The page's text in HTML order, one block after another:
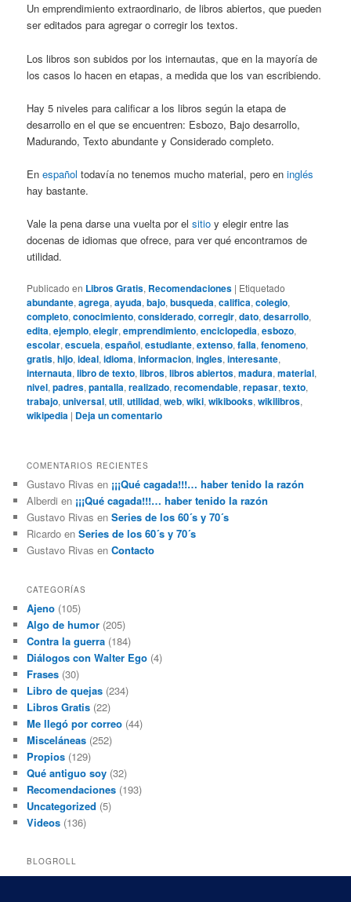
Un emprendimiento extraordinario, de libros abiertos, que pueden
ser editados para agregar o corregir los textos.
Los libros son subidos por los internautas, que en la mayoría de
los casos lo hacen en etapas, a medida que los van escribiendo.
Hay 5 niveles para calificar a los libros según la etapa de
desarrollo en el que se encuentren: Esbozo, Bajo desarrollo,
Madurando, Texto abundante y Considerado completo.
Enespañol todavía no tenemos mucho material, pero eninglés
hay bastante.
Vale la pena darse una vuelta por elsitio y elegir entre las
docenas de idiomas que ofrece, para ver qué encontramos de
utilidad.
Publicado en Libros Gratis, Recomendaciones | Etiquetado
abundante,agrega,ayuda,bajo,busqueda,califica,colegio,
completo,conocimiento,considerado,corregir,dato,desarrollo,
edita,ejemplo,elegir,emprendimiento,enciclopedia,esbozo,
escolar,escuela,español,estudiante,extenso,falla,fenomeno,
gratis,hijo,ideal,idioma,informacion,ingles,interesante,
internauta,libro de texto,libros,libros abiertos,madura,material,
nivel,padres,pantalla,realizado,recomendable,repasar,texto,
trabajo,universal,util,utilidad,web,wiki,wikibooks,wikilibros,
wikipedia | Deja un comentario
COMENTARIOS RECIENTES
Gustavo Rivas en ¡¡¡Qué cagada!!!… haber tenido la razón
Alberdi en ¡¡¡Qué cagada!!!… haber tenido la razón
Gustavo Rivas enSeries de los 60´s y 70´s
Ricardo enSeries de los 60´s y 70´s
Gustavo Rivas enContacto
CATEGORÍAS
Ajeno (105)
Algo de humor (205)
Contra la guerra (184)
Diálogos con Walter Ego (4)
Frases (30)
Libro de quejas (234)
Libros Gratis (22)
Me llegó por correo (44)
Misceláneas (252)
Propios (129)
Qué antiguo soy (32)
Recomendaciones (193)
Uncategorized (5)
Videos (136)
BLOGROLL
Black and White Power